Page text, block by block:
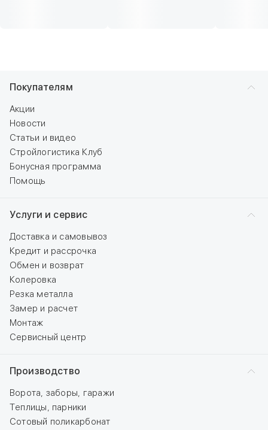
Покупателям
Акции
Новости
Статьи и видео
Стройлогистика Клуб
Бонусная программа
Помощь
Услуги и сервис
Доставка и самовывоз
Кредит и рассрочка
Обмен и возврат
Колеровка
Резка металла
Замер и расчет
Монтаж
Сервисный центр
Производство
Ворота, заборы, гаражи
Теплицы, парники
Сотовый поликарбонат